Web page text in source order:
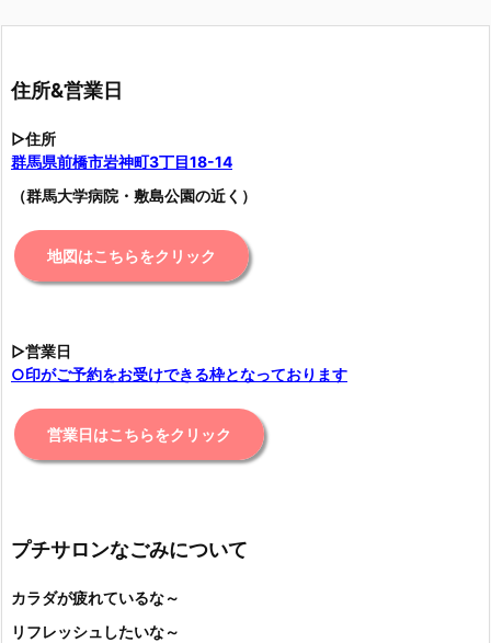
住所&営業日
▷住所
群馬県前橋市岩神町3丁目18-14
（群馬大学病院・敷島公園の近く）
地図はこちらをクリック
▷営業日
○印がご予約をお受けできる枠となっております
営業日はこちらをクリック
プチサロンなごみについて
カラダが疲れているな～
リフレッシュしたいな～